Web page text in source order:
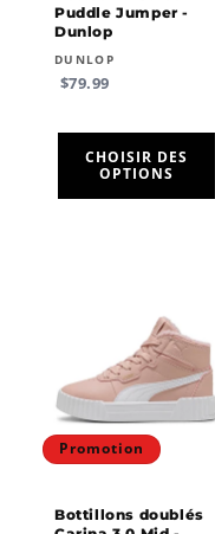
Puddle Jumper -
Dunlop
Fournisseur :
DUNLOP
Prix
$79.99
CHOISIR DES
OPTIONS
Promotion
Bottillons doublés